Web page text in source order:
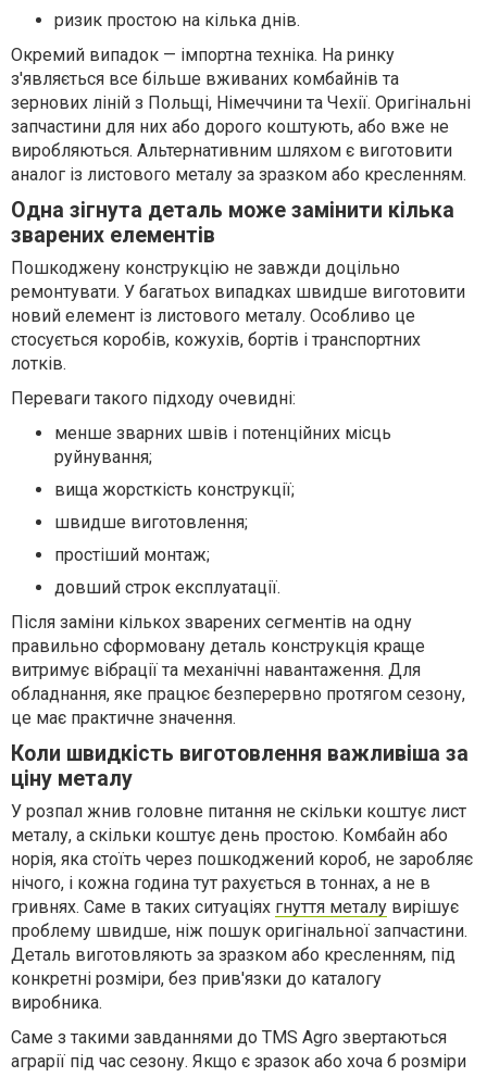
ризик простою на кілька днів.
Окремий випадок — імпортна техніка. На ринку
з'являється все більше вживаних комбайнів та
зернових ліній з Польщі, Німеччини та Чехії. Оригінальні
запчастини для них або дорого коштують, або вже не
виробляються. Альтернативним шляхом є виготовити
аналог із листового металу за зразком або кресленням.
Одна зігнута деталь може замінити кілька
зварених елементів
Пошкоджену конструкцію не завжди доцільно
ремонтувати. У багатьох випадках швидше виготовити
новий елемент із листового металу. Особливо це
стосується коробів, кожухів, бортів і транспортних
лотків.
Переваги такого підходу очевидні:
менше зварних швів і потенційних місць
руйнування;
вища жорсткість конструкції;
швидше виготовлення;
простіший монтаж;
довший строк експлуатації.
Після заміни кількох зварених сегментів на одну
правильно сформовану деталь конструкція краще
витримує вібрації та механічні навантаження. Для
обладнання, яке працює безперервно протягом сезону,
це має практичне значення.
Коли швидкість виготовлення важливіша за
ціну металу
У розпал жнив головне питання не скільки коштує лист
металу, а скільки коштує день простою. Комбайн або
норія, яка стоїть через пошкоджений короб, не заробляє
нічого, і кожна година тут рахується в тоннах, а не в
гривнях. Саме в таких ситуаціях гнуття металу вирішує
проблему швидше, ніж пошук оригінальної запчастини.
Деталь виготовляють за зразком або кресленням, під
конкретні розміри, без прив'язки до каталогу
виробника.
Саме з такими завданнями до TMS Agro звертаються
аграрії під час сезону. Якщо є зразок або хоча б розміри